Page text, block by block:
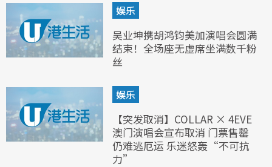
娱乐
吴业坤携胡鸿钧美加演唱会圆满
结束！全场座无虚席坐满数千粉
丝
娱乐
【突发取消】COLLAR × 4EVE
澳门演唱会宣布取消 门票售罄
仍难逃厄运 乐迷怒轰“不可抗
力”